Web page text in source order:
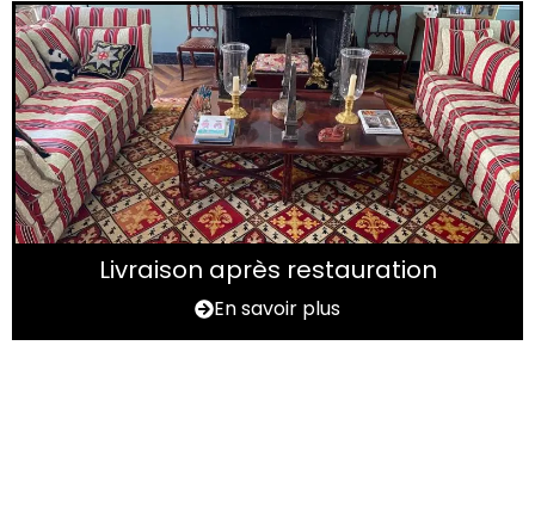
Livraison après restauration
En savoir plus